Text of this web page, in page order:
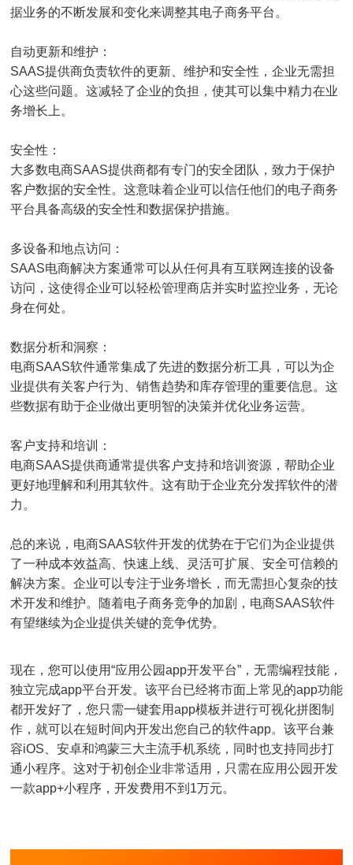
据业务的不断发展和变化来调整其电子商务平台。
自动更新和维护：
SAAS提供商负责软件的更新、维护和安全性，企业无需担
心这些问题。这减轻了企业的负担，使其可以集中精力在业
务增长上。
安全性：
大多数电商SAAS提供商都有专门的安全团队，致力于保护
客户数据的安全性。这意味着企业可以信任他们的电子商务
平台具备高级的安全性和数据保护措施。
多设备和地点访问：
SAAS电商解决方案通常可以从任何具有互联网连接的设备
访问，这使得企业可以轻松管理商店并实时监控业务，无论
身在何处。
数据分析和洞察：
电商SAAS软件通常集成了先进的数据分析工具，可以为企
业提供有关客户行为、销售趋势和库存管理的重要信息。这
些数据有助于企业做出更明智的决策并优化业务运营。
客户支持和培训：
电商SAAS提供商通常提供客户支持和培训资源，帮助企业
更好地理解和利用其软件。这有助于企业充分发挥软件的潜
力。
总的来说，电商SAAS软件开发的优势在于它们为企业提供
了一种成本效益高、快速上线、灵活可扩展、安全可信赖的
解决方案。企业可以专注于业务增长，而无需担心复杂的技
术开发和维护。随着电子商务竞争的加剧，电商SAAS软件
有望继续为企业提供关键的竞争优势。
现在，您可以使用“应用公园app开发平台”，无需编程技能，
独立完成app平台开发。该平台已经将市面上常见的app功能
都开发好了，您只需一键套用app模板并进行可视化拼图制
作，就可以在短时间内开发出您自己的软件app。该平台兼
容iOS、安卓和鸿蒙三大主流手机系统，同时也支持同步打
通小程序。这对于初创企业非常适用，只需在应用公园开发
一款app+小程序，开发费用不到1万元。